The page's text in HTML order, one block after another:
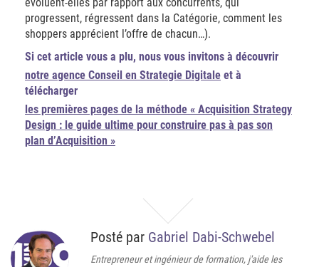
progressent, régressent dans la Catégorie, comment les
shoppers apprécient l’offre de chacun…).
Si cet article vous a plu, nous vous invitons à découvrir
notre agence Conseil en Strategie Digitale et à
télécharger
les premières pages de la méthode « Acquisition Strategy
Design : le guide ultime pour construire pas à pas son
plan d’Acquisition »
Posté par Gabriel Dabi-Schwebel
Entrepreneur et ingénieur de formation, j'aide les